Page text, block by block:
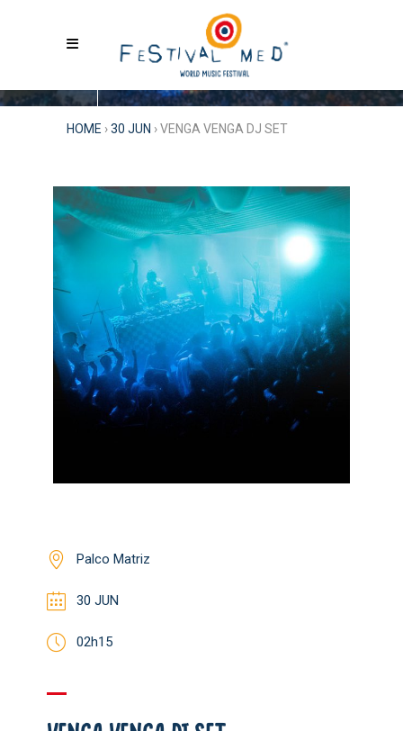
HOME ›30 JUN ›VENGA VENGA DJ SET
Palco Matriz
30 JUN
02h15